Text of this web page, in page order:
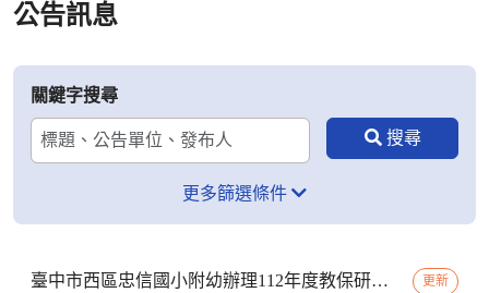
公告訊息
關鍵字搜尋
更多篩選條件
臺中市西區忠信國小附幼辦理112年度教保研習─ 「嬰幼用藥安全~就是「藥」你好好的」，請鼓勵貴校(園)教保服務人員踴躍參加 更新